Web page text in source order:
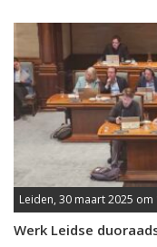
Leiden, 30 maart 2025 om
Werk Leidse